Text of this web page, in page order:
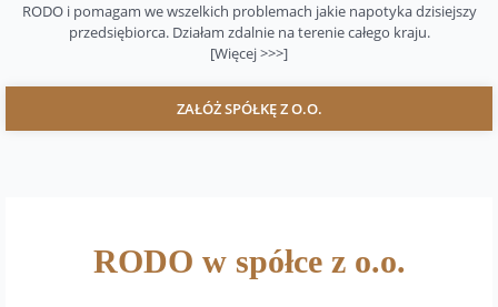
RODO i pomagam we wszelkich problemach jakie napotyka dzisiejszy
przedsiębiorca. Działam zdalnie na terenie całego kraju.
[Więcej >>>]
ZAŁÓŻ SPÓŁKĘ Z O.O.
RODO w spółce z o.o.